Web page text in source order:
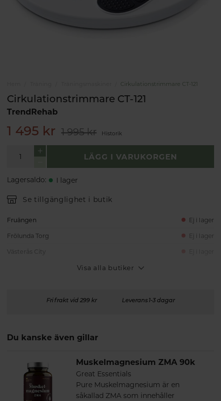
Cirkulationstrimmare CT-121
Cirkulationstrimmare CT-121
TrendRehab
1 495 kr 1 995 kr Historik
LÄGG I VARUKORGEN
Lagersaldo: I lager
Se tillgänglighet i butik
Fruängen Ej i lager
Frölunda Torg Ej i lager
Visa alla butiker
Fri frakt vid 299 kr Leverans 1-3 dagar
Du kanske även gillar
Muskelmagnesium ZMA 90k
Great Essentials
Pure Muskelmagnesium är en
såkallad ZMA som innehåller